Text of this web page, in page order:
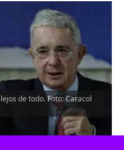
de todo. Foto: Caracol